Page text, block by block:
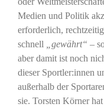
Medien und Politik
erforderlich,
schnell
„gewährt“ –
aber damit ist noch
dieser Sportler:innen
außerhalb der
sie. Torsten Körner